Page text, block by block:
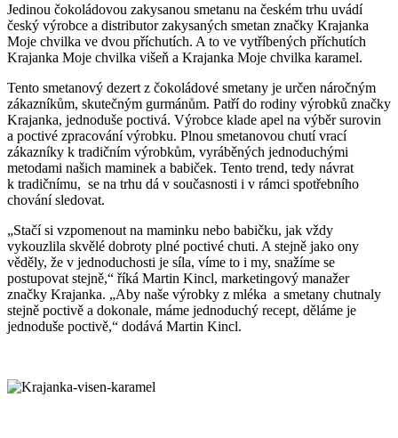
Jedinou čokoládovou zakysanou smetanu na českém trhu uvádí
český výrobce a distributor zakysaných smetan značky Krajanka
Moje chvilka ve dvou příchutích. A to ve vytříbených příchutích
Krajanka Moje chvilka višeň a Krajanka Moje chvilka karamel.
Tento smetanový dezert z čokoládové smetany je určen náročným
zákazníkům, skutečným gurmánům. Patří do rodiny výrobků značky
Krajanka, jednoduše poctivá. Výrobce klade apel na výběr surovin
a poctivé zpracování výrobku. Plnou smetanovou chutí vrací
zákazníky k tradičním výrobkům, vyráběných jednoduchými
metodami našich maminek a babiček. Tento trend, tedy návrat
k tradičnímu, se na trhu dá v současnosti i v rámci spotřebního
chování sledovat.
„Stačí si vzpomenout na maminku nebo babičku, jak vždy
vykouzlila skvělé dobroty plné poctivé chuti. A stejně jako ony
věděly, že v jednoduchosti je síla, víme to i my, snažíme se
postupovat stejně,“ říká Martin Kincl, marketingový manažer
značky Krajanka. „Aby naše výrobky z mléka a smetany chutnaly
stejně poctivě a dokonale, máme jednoduchý recept, děláme je
jednoduše poctivě,“ dodává Martin Kincl.